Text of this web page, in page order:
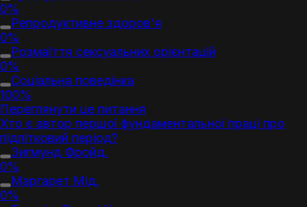
0%
Репродуктивне здоров'я
0%
Розмаїття сексуальних орієнтацій
0%
Соціальна поведінка
100%
Переглянути це питання
Хто є автор першої фундаментальної праці про
підлітковий період?
3игмунд Фройд.
0%
Маргарет Мід.
0%